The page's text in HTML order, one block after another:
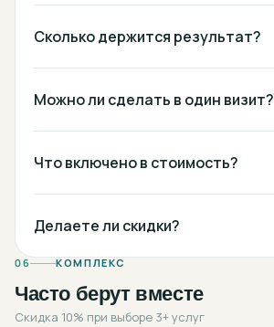
Сколько держится результат?
Можно ли сделать в один визит?
Что включено в стоимость?
Делаете ли скидки?
06 КОМПЛЕКС
Часто берут вместе
Скидка 10% при выборе 3+ услуг